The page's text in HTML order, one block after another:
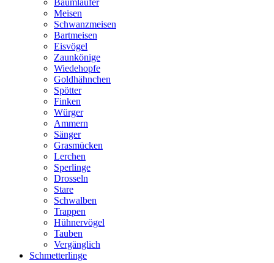
Baumläufer
Meisen
Schwanzmeisen
Bartmeisen
Eisvögel
Zaunkönige
Wiedehopfe
Goldhähnchen
Spötter
Finken
Würger
Ammern
Sänger
Grasmücken
Lerchen
Sperlinge
Drosseln
Stare
Schwalben
Trappen
Hühnervögel
Tauben
Vergänglich
Schmetterlinge